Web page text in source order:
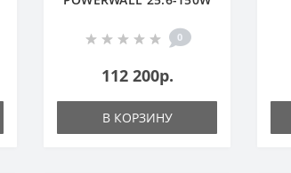
0
112 200р.
В КОРЗИНУ